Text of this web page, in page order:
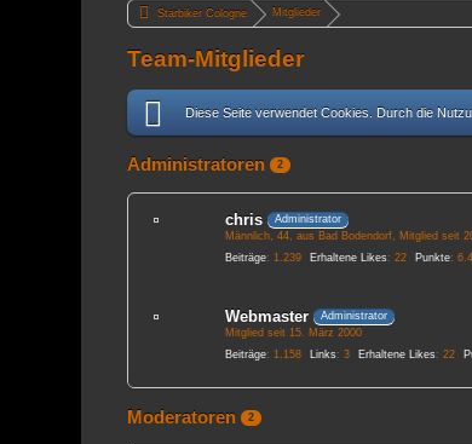
Starbiker Cologne Mitglieder
Team-Mitglieder
Diese Seite verwendet Cookies. Durch die
Administratoren 2
chris
Administrator
Männlich 44 aus Bad Bodendorf
Mitglied seit
Beiträge
1.239 Erhaltene Likes 22 Punkte
Webmaster
Administrator
Mitglied seit 15. März 2000
Beiträge
1.158 Links 3 Erhaltene Likes 22
Moderatoren 2